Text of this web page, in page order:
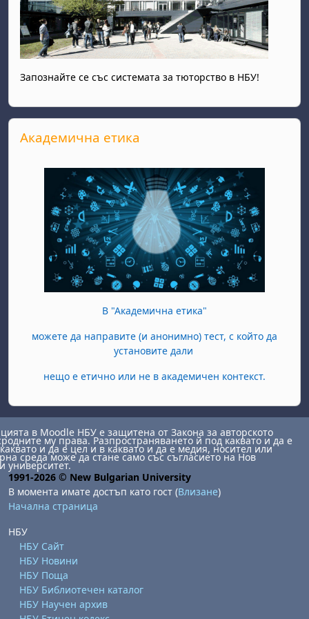
Запознайте се със системата за тюторство в НБУ!
Прескочи Академична етика
Академична етика
В "Академична етика"
можете да направите (и анонимно) тест, с който да
установите дали
нещо е етично или не в академичен контекст.
в Moodle НБУ е защитена от Закона за авторското
му права. Разпространяването й под каквато и да е
и да е цел и в каквато и да е медия, носител или
среда може да стане само със съгласието на Нов
университет.
1991-2026 © New Bulgarian University
В момента имате достъп като гост (Влизане)
Начална страница
НБУ
НБУ Сайт
НБУ Новини
НБУ Поща
НБУ Библиотечен каталог
НБУ Научен архив